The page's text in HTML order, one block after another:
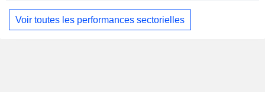
Voir toutes les performances sectorielles